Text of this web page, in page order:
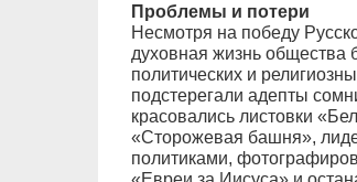
Проблемы и потери
Несмотря на победу
духовная жизнь общества
политических и
подстерегали адепты
красовались листовки
«Сторожевая башня»,
политиками,